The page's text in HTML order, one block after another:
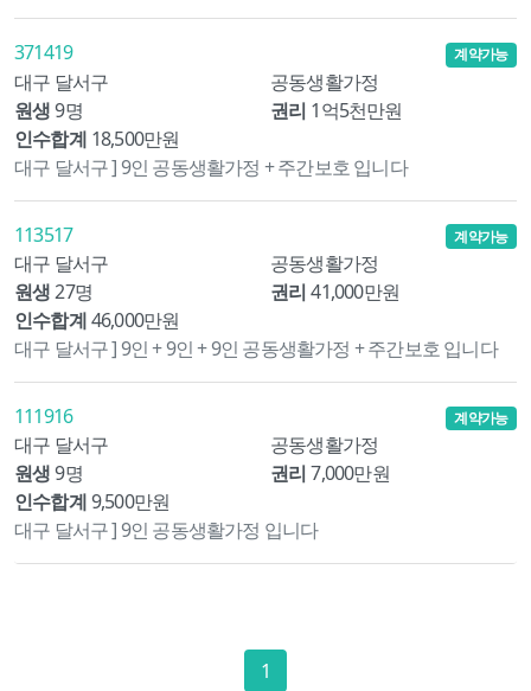
371419
대구 달서구
공동생활가정
원생 9명 권리 1억5천만원
인수합계 18,500만원
계약가능
대구 달서구 ] 9인 공동생활가정 + 주간보호 입니다
113517
대구 달서구
공동생활가정
원생 27명 권리 41,000만원
인수합계46,000만원
계약가능
대구 달서구 ] 9인 + 9인 + 9인 공동생활가정 + 주간보호 입니다
111916
대구 달서구
공동생활가정
원생 9명 권리 7,000만원
인수합계9,500만원
계약가능
대구 달서구 ] 9인 공동생활가정 입니다
1